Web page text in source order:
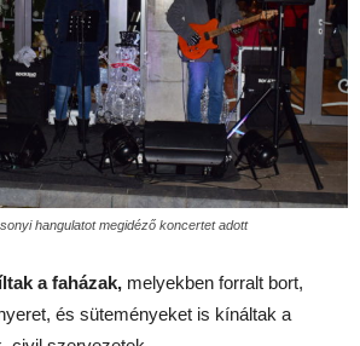
hangulatot megidéző koncertet adott
a faházak, melyekben forralt bort,
és süteményeket is kínáltak a